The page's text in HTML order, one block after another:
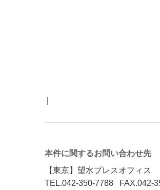
本件に関するお問い合わせ先
【東京】望水プレスオフィス
TEL.042-350-7788 FAX.042-